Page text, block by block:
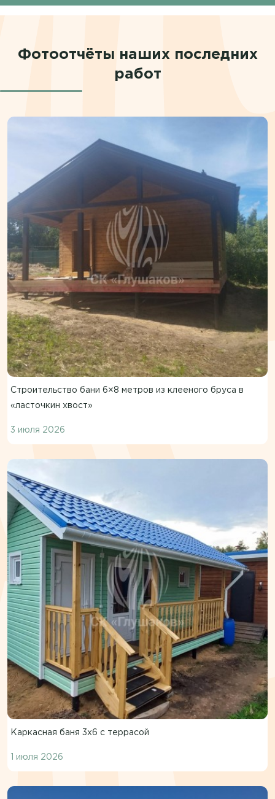
Фотоотчёты наших последних
работ
Строительство бани 6×8 метров из клееного бруса в
«ласточкин хвост»
3 июля 2026
Каркасная баня 3х6 с террасой
1 июля 2026